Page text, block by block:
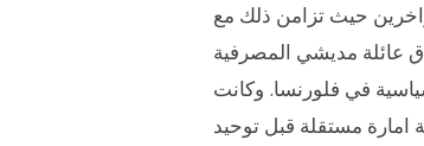
حيث تزامن ذلك مع
عائلة مديشي المصرفية
في فلورنسا. وكانت
امارة مستقلة قبل توحيد